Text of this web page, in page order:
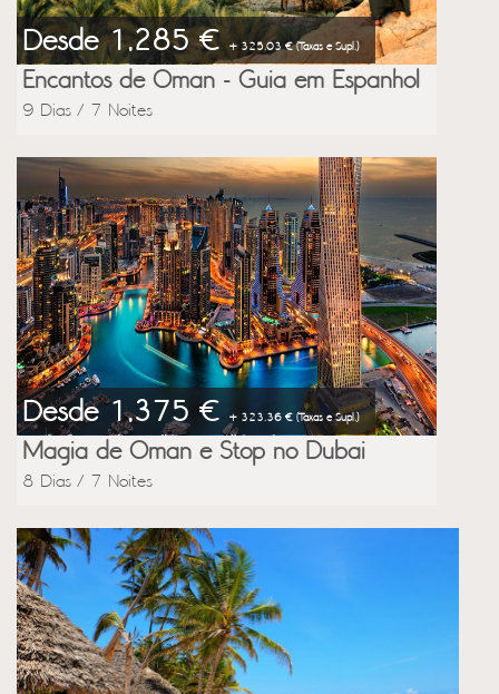
Desde 1,285 €+ 325.03 € (Taxas e Supl.)
Encantos de Oman - Guia em Espanhol
9 Dias / 7 Noites
Desde 1,375 € + 323.36 € (Taxas e Supl.)
Magia de Oman e Stop no Dubai
8 Dias / 7 Noites